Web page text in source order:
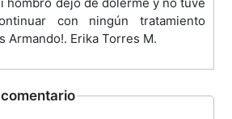
hombro dejó de dolerme y no tuve
con ningún tratamiento
Armando!. Erika Torres M.